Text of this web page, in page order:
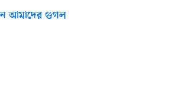
আমাদের গুগল